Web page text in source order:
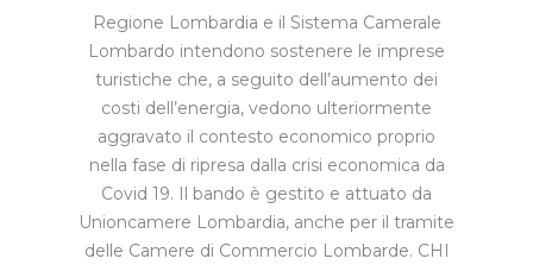
Regione Lombardia e il Sistema Camerale
Lombardo intendono sostenere le imprese
turistiche che, a seguito dell’aumento dei
costi dell’energia, vedono ulteriormente
aggravato il contesto economico proprio
nella fase di ripresa dalla crisi economica da
Covid 19. Il bando è gestito e attuato da
Unioncamere Lombardia, anche per il tramite
delle Camere di Commercio Lombarde. CHI